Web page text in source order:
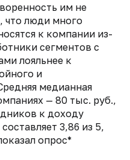
им не
что люди много
к компании из-
сегментов с
лояльнее к
и
медианная
— 80 тыс. руб.,
к доходу
3,86 из 5,
опрос*